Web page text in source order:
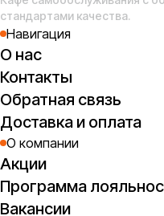
стандартами качества.
Навигация
О нас
Контакты
Обратная связь
Доставка и оплата
О компании
Акции
Программа
Вакансии